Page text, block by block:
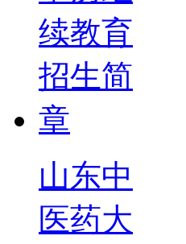
山东中
医药大